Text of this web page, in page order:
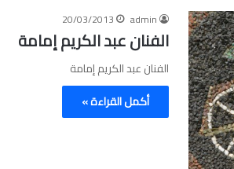
admin
20/03/2013
الفنان عبد الكريم إمامة
الفنان عبد الكريم إمامة
أكمل القراءة »